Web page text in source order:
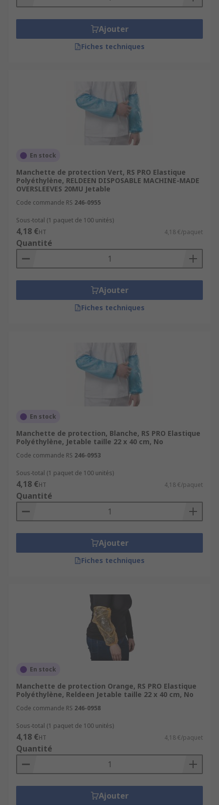
Ajouter
Fiches techniques
En stock
Manchette de protection Vert, RS PRO Elastique
Polyéthylène, RELDEEN DISPOSABLE MACHINE-MADE
OVERSLEEVES 20MU Jetable
Code commande RS 246-0955
Sous-total (1 paquet de 100 unités)
4,18 €HT 4,18 €/paquet
Quantité
Ajouter
Fiches techniques
En stock
Manchette de protection, Blanche, RS PRO Elastique
Polyéthylène, Jetable taille 22 x 40 cm, No
Code commande RS 246-0953
Sous-total (1 paquet de 100 unités)
4,18 €HT 4,18 €/paquet
Quantité
Ajouter
Fiches techniques
En stock
Manchette de protection Orange, RS PRO Elastique
Polyéthylène, Reldeen Jetable taille 22 x 40 cm, No
Code commande RS 246-0958
Sous-total (1 paquet de 100 unités)
4,18 €HT 4,18 €/paquet
Quantité
Ajouter